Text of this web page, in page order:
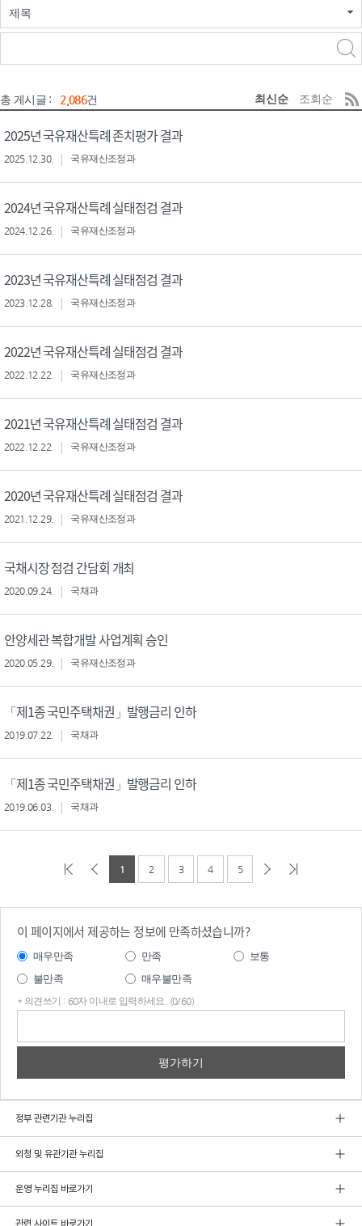
제목
총 게시글 : 2,086건 최신순 조회순
2025년 국유재산특례 존치평가 결과
2025.12.30. 국유재산조정과
2024년 국유재산특례 실태점검 결과
2024.12.26. 국유재산조정과
2023년 국유재산특례 실태점검 결과
2023.12.28. 국유재산조정과
2022년 국유재산특례 실태점검 결과
2022.12.22. 국유재산조정과
2021년 국유재산특례 실태점검 결과
2022.12.22. 국유재산조정과
2020년 국유재산특례 실태점검 결과
2021.12.29. 국유재산조정과
국채시장 점검 간담회 개최
2020.09.24. 국채과
안양세관 복합개발 사업계획 승인
2020.05.29. 국유재산조정과
「제1종 국민주택채권」발행금리 인하
2019.07.22. 국채과
「제1종 국민주택채권」발행금리 인하
2019.06.03. 국채과
1 2 3 4 5
이 페이지에서 제공하는 정보에 만족하셨습니까?
매우만족 만족
보통
불만족
매우불만족
* 의견쓰기 : 60자 이내로 입력하세요. (0/60)
정부 관련기관 누리집
외청 및 유관기관 누리집
운영 누리집 바로가기
관련 사이트 바로가기